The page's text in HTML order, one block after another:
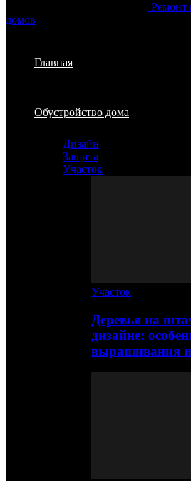
Ремонт
домов
Главная
Обустройство дома
Дизайн
Защита
Участок
Участок
Деревья на
дизайне:
выращивания